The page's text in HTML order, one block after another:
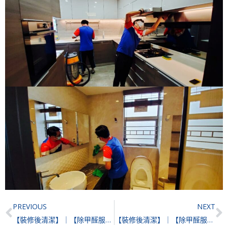
Prev
PREVIOUS
【裝修後清潔】｜【除甲醛服務】| 藍灣半島
NEXT
【裝修後清潔】｜【除甲醛服務】｜【滅蟲服務】| 新城市廣場